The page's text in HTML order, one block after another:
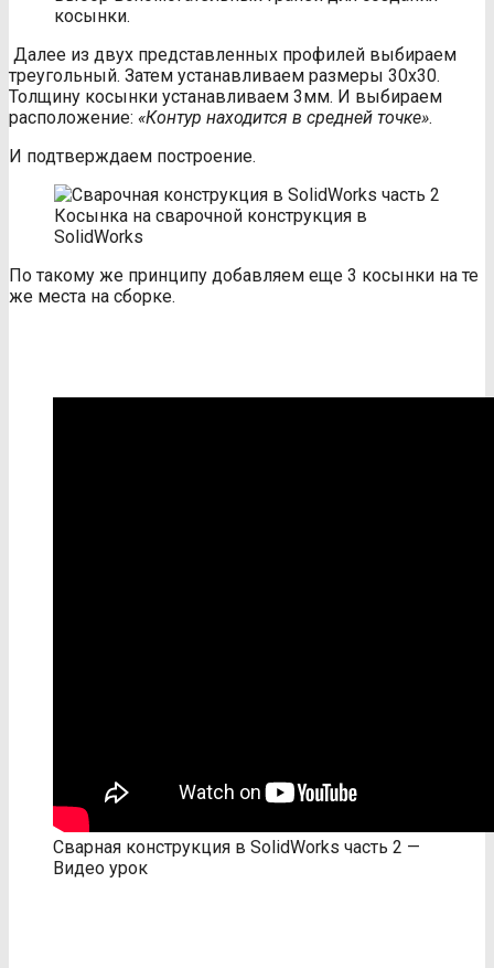
косынки.
Далее из двух представленных профилей выбираем
треугольный. Затем устанавливаем размеры 30х30.
Толщину косынки устанавливаем 3мм. И выбираем
расположение: «Контур находится в средней точке».
И подтверждаем построение.
Косынка на сварочной конструкция в
SolidWorks
По такому же принципу добавляем еще 3 косынки на те
же места на сборке.
Сварная конструкция в SolidWorks часть 2 —
Видео урок